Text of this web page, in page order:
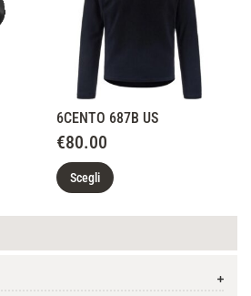
6CENTO 687B US
€80.00
Scegli